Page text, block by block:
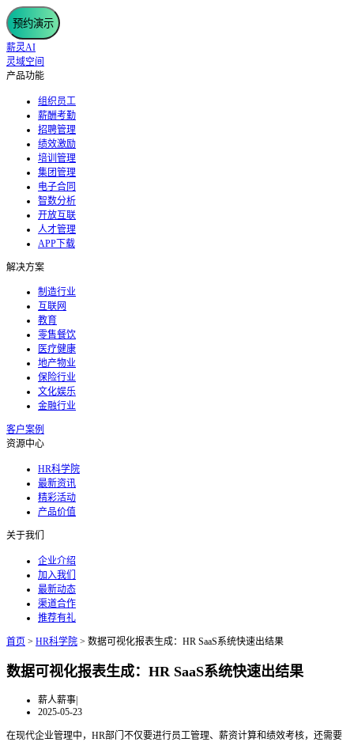
预约演示
薪灵AI
灵域空间
产品功能
组织员工
薪酬考勤
招聘管理
绩效激励
培训管理
集团管理
电子合同
智数分析
开放互联
人才管理
APP下载
解决方案
制造行业
互联网
教育
零售餐饮
医疗健康
地产物业
保险行业
文化娱乐
金融行业
客户案例
资源中心
HR科学院
最新资讯
精彩活动
产品价值
关于我们
企业介绍
加入我们
最新动态
渠道合作
推荐有礼
首页 > HR科学院 > 数据可视化报表生成：HR SaaS系统快速出结果
数据可视化报表生成：HR SaaS系统快速出结果
薪人薪事|
2025-05-23
在现代企业管理中， HR部门不仅要进行员工管理、薪资计算和绩效考核，还需要